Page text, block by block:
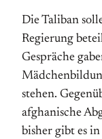
Die Taliban
Regierung
Gespräche
stehen.
afghanische
bisher gibt es